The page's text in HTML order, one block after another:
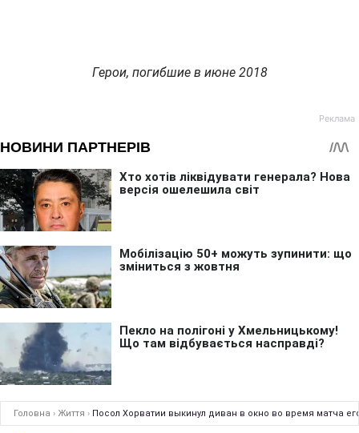
Герои, погибшие в июне 2018
Головна › Життя › Посол Хорватии выкинул диван в окно во время матча